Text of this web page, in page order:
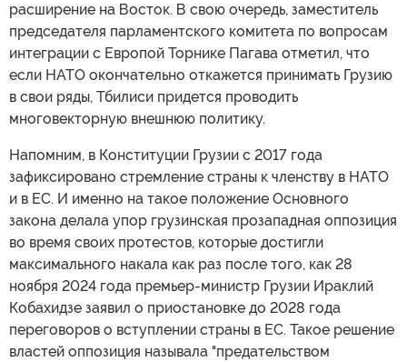
расширение на Восток. В свою очередь, заместитель
председателя парламентского комитета по вопросам
интеграции с Европой Торнике Пагава отметил, что
если НАТО окончательно откажется принимать Грузию
в свои ряды, Тбилиси придется проводить
многовекторную внешнюю политику.
Напомним, в Конституции Грузии с 2017 года
зафиксировано стремление страны к членству в НАТО
и в ЕС. И именно на такое положение Основного
закона делала упор грузинская прозападная оппозиция
во время своих протестов, которые достигли
максимального накала как раз после того, как 28
ноября 2024 года премьер-министр Грузии Ираклий
Кобахидзе заявил о приостановке до 2028 года
переговоров о вступлении страны в ЕС. Такое решение
властей оппозиция называла "предательством